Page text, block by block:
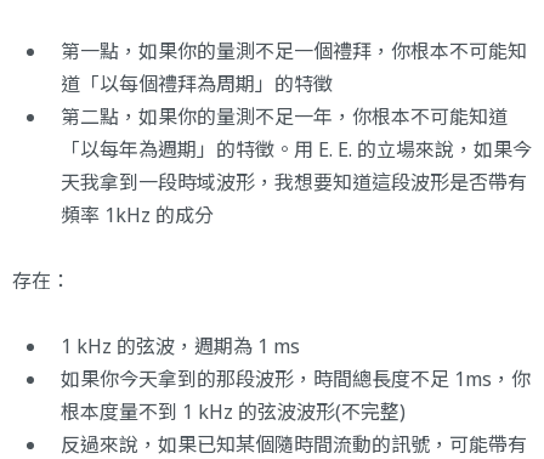
第一點，如果你的量測不足一個禮拜，你根本不可能知
道「以每個禮拜為周期」的特徵
第二點，如果你的量測不足一年，你根本不可能知道
「以每年為週期」的特徵。用 E. E. 的立場來說，如果今
天我拿到一段時域波形，我想要知道這段波形是否帶有
頻率 1kHz 的成分
存在：
1 kHz 的弦波，週期為 1 ms
如果你今天拿到的那段波形，時間總長度不足 1ms，你
根本度量不到 1 kHz 的弦波波形(不完整)
反過來說，如果已知某個隨時間流動的訊號，可能帶有